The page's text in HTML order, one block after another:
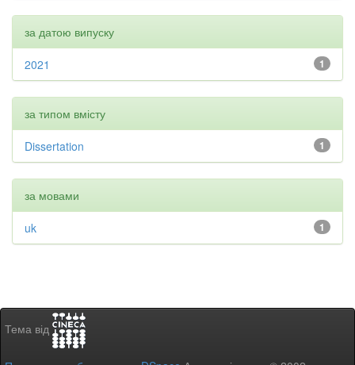
за датою випуску
1
2021
за типом вмісту
1
Dissertation
за мовами
1
uk
Тема від